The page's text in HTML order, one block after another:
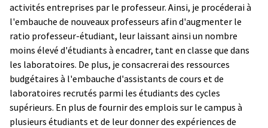
activités entreprises par le professeur. Ainsi, je procéderai à
l'embauche de nouveaux professeurs afin d'augmenter le
ratio professeur-étudiant, leur laissant ainsi un nombre
moins élevé d'étudiants à encadrer, tant en classe que dans
les laboratoires. De plus, je consacrerai des ressources
budgétaires à l'embauche d'assistants de cours et de
laboratoires recrutés parmi les étudiants des cycles
supérieurs. En plus de fournir des emplois sur le campus à
plusieurs étudiants et de leur donner des expériences de